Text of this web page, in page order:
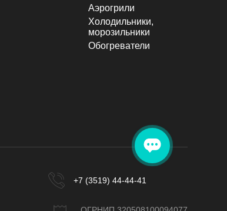
Аэрогрили
Холодильники,
морозильники
Обогреватели
+7 (3519) 44-44-41